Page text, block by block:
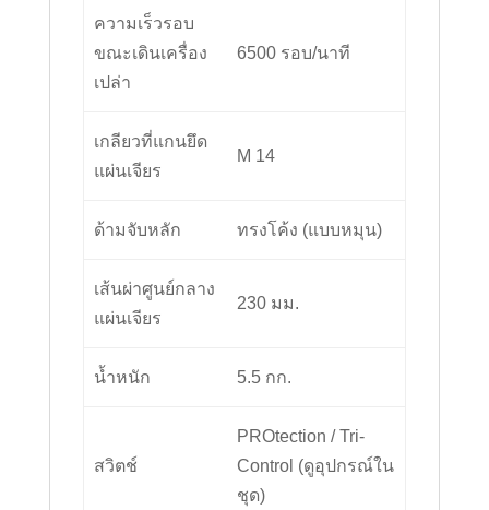
ความเร็วรอบ
ขณะเดินเครื่อง
เปล่า
6500 รอบ/นาที
เกลียวที่แกนยึด
แผ่นเจียร
M 14
ด้ามจับหลัก ทรงโค้ง (แบบหมุน)
เส้นผ่าศูนย์กลาง
แผ่นเจียร
230 มม.
น้ำหนัก 5.5 กก.
สวิตช์
PROtection / Tri-
Control (ดูอุปกรณ์ใน
ชุด)